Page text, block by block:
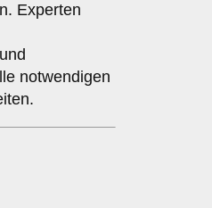
Experten
notwendigen